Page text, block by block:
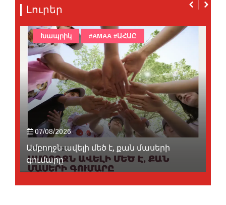
Լուրեր
07/08/2026
Ամբողջն ավելի մեծ է, քան մասերի
գումարը
Խապրիկ #AMAA #ԱՀԱԸ